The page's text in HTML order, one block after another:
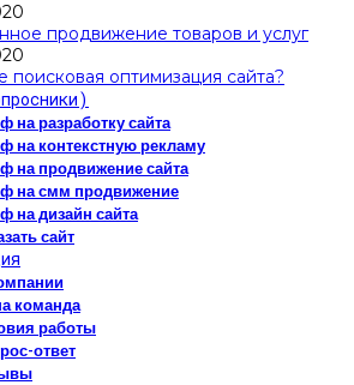
продвижение товаров и услуг
поисковая оптимизация сайта?
на разработку сайта
на контекстную рекламу
на продвижение сайта
на смм продвижение
на дизайн сайта
сайт
команда
работы
ответ